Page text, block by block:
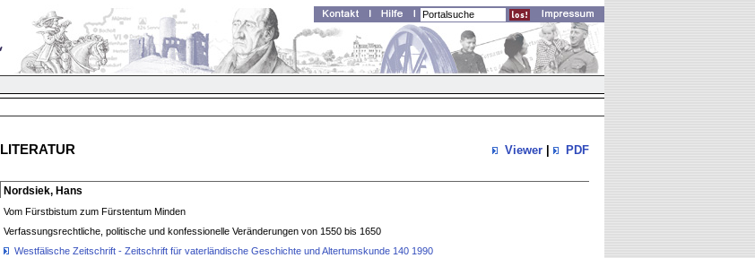
LITERATUR Viewer PDF
Nordsiek, Hans
Vom Fürstbistum zum Fürstentum Minden
Verfassungsrechtliche, politische und konfessionelle Veränderungen von 1550 bis 1650
Westfälische Zeitschrift - Zeitschrift für vaterländische Geschichte und Altertumskunde 140 1990